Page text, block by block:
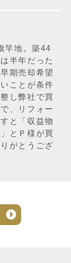
竿地。築44
半年だった
期売却希望
ことが条件
し弊社で買
、リフォー
と「収益物
とＰ様が買
がとうござ